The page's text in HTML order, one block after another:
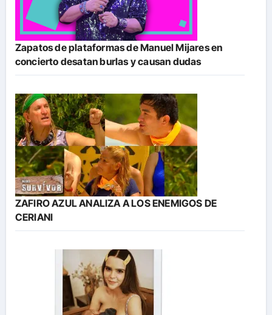
Zapatos de plataformas de Manuel Mijares en
concierto desatan burlas y causan dudas
ZAFIRO AZUL ANALIZA A LOS ENEMIGOS DE
CERIANI